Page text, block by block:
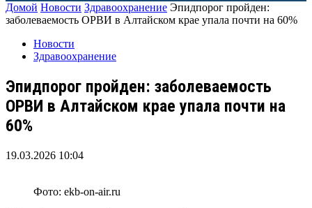
Домой Новости Здравоохранение Эпидпорог пройден:
заболеваемость ОРВИ в Алтайском крае упала почти на 60%
Новости
Здравоохранение
Эпидпорог пройден: заболеваемость
ОРВИ в Алтайском крае упала почти на
60%
19.03.2026 10:04
Фото: ekb-on-air.ru